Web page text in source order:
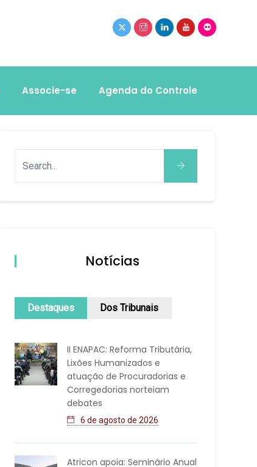
Associe-se Agenda do Controle
Notícias
Destaques Dos Tribunais
II ENAPAC: Reforma Tributária,
Lixões Humanizados e
atuação de Procuradorias e
Corregedorias norteiam
debates
6 de agosto de 2026
Atricon apoia: Seminário Anual